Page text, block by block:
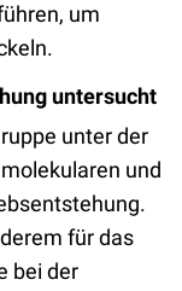
um
untersucht
unter der
und
für das
bei der